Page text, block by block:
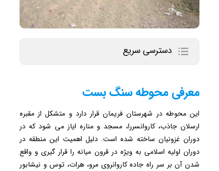
دسترسی سریع
معرفی محوطه سنگ بست
این محوطه در شهرستان فریمان قرار دارد و متشکل از مقبره
ارسلان جاذب، کاروانسررا، مسجد و مناره ایاز می شود که در
دوران غزونیان ساخته شده است. دلیل اهمیت این منطقه در
دوران اولیه اسلامی به ویژه در قرون میانه را قرار گیری و واقع
شدن آن بر سر راه جاده کاروانروی مرو، هرات، توس و نیشابور